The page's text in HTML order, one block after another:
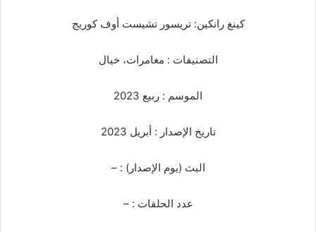
كينغ رانكين: تريسور تشيست أوف كوريج
التصنيفات : مغامرات، خيال
الموسم : ربيع 2023
تاريخ الإصدار : أبريل 2023
البث (يوم الإصدار) : –
عدد الحلقات : –